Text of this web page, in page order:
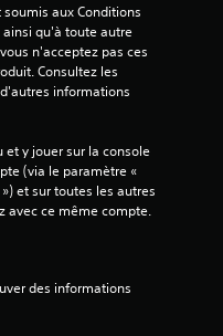
4
v
i
)
aux Conditions
qu'à toute autre
n'acceptez pas ces
Consultez les
informations
et y jouer sur la console
(via le paramètre «
et sur toutes les autres
avec ce même compte.